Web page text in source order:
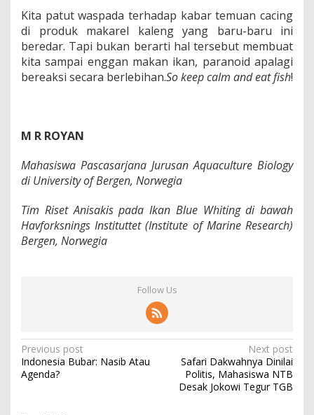
Kita patut waspada terhadap kabar temuan cacing
di produk makarel kaleng yang baru-baru ini
beredar. Tapi bukan berarti hal tersebut membuat
kita sampai enggan makan ikan, paranoid apalagi
bereaksi secara berlebihan.So keep calm and eat fish!
M R ROYAN
Mahasiswa Pascasarjana Jurusan Aquaculture Biology
di University of Bergen, Norwegia
Tim Riset Anisakis pada Ikan Blue Whiting di bawah
Havforksnings Instituttet (Institute of Marine Research)
Bergen, Norwegia
Follow Us
P
o
Previous post
Indonesia Bubar: Nasib Atau
Agenda?
Next post
Safari Dakwahnya Dinilai
Politis, Mahasiswa NTB
Desak Jokowi Tegur TGB